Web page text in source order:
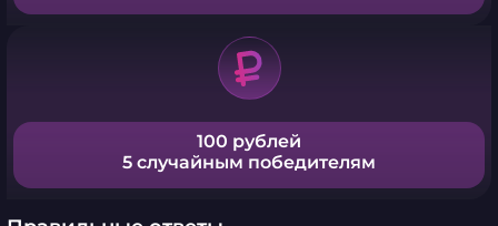
100 рублей
5 случайным победителям